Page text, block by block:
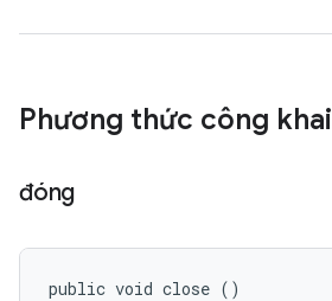
Phương thức công khai
đóng
public void close ()